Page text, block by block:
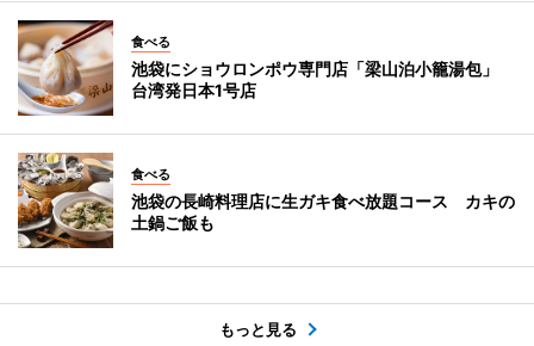
食べる
池袋にショウロンポウ専門店「梁山泊小籠湯包」
台湾発日本1号店
食べる
池袋の長崎料理店に生ガキ食べ放題コース カキの
土鍋ご飯も
もっと見る